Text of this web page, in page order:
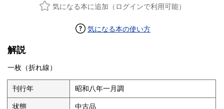
気になる本に追加（ログインで利用可能）
気になる本の使い方
解説
一枚（折れ線）
刊行年 昭和八年一月調
状態 中古品